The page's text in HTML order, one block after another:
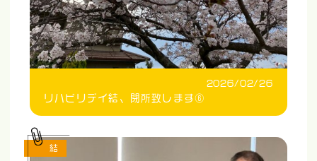
2026/02/26
リハビリデイ結、閉所致します⑥
結